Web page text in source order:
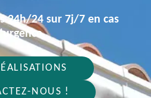
24h/24 sur 7j/7 en cas
d'urgence
NOUS !